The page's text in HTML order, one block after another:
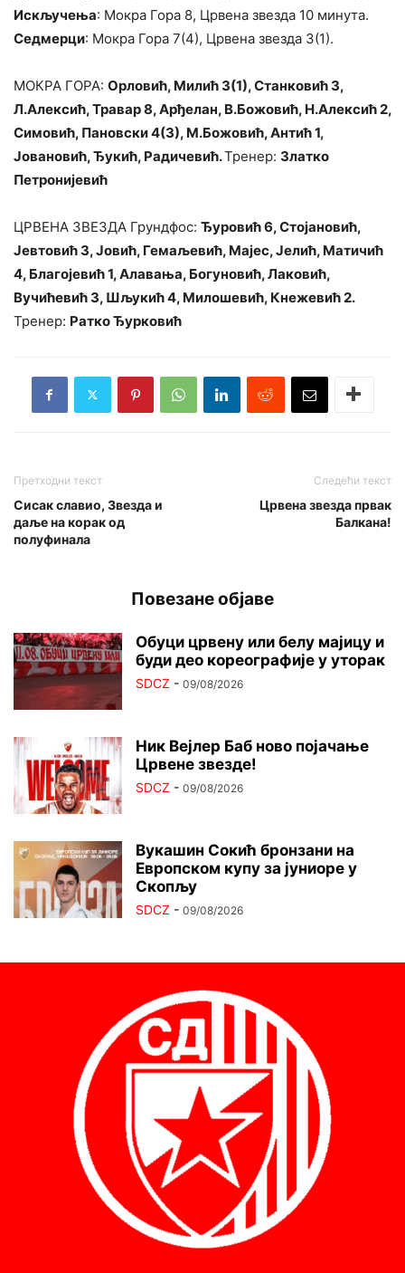
Искључења: Мокра Гора 8, Црвена звезда 10 минута.
Седмерци: Мокра Гора 7(4), Црвена звезда 3(1).
МОКРА ГОРА: Орловић, Милић 3(1), Станковић 3,
Л.Алексић, Травар 8, Арђелан, В.Божовић, Н.Алексић 2,
Симовић, Пановски 4(3), М.Божовић, Антић 1,
Јовановић, Ђукић, Радичевић.Тренер: Златко
Петронијевић
ЦРВЕНА ЗВЕЗДА Грундфос: Ђуровић 6, Стојановић,
Јевтовић 3, Јовић, Гемаљевић, Мајес, Јелић, Матичић
4, Благојевић 1, Алавања, Богуновић, Лаковић,
Вучићевић 3, Шљукић 4, Милошевић, Кнежевић 2.
Тренер: Ратко Ђурковић
Претходни текст
Сисак славио, Звезда и
даље на корак од
полуфинала
Следећи текст
Црвена звезда првак
Балкана!
Повезане објаве
Обуци црвену или белу мајицу и
буди део кореографије у уторак
SDCZ - 09/08/2026
Ник Вејлер Баб ново појачање
Црвене звезде!
SDCZ - 09/08/2026
Вукашин Сокић бронзани на
Европском купу за јуниоре у
Скопљу
SDCZ - 09/08/2026